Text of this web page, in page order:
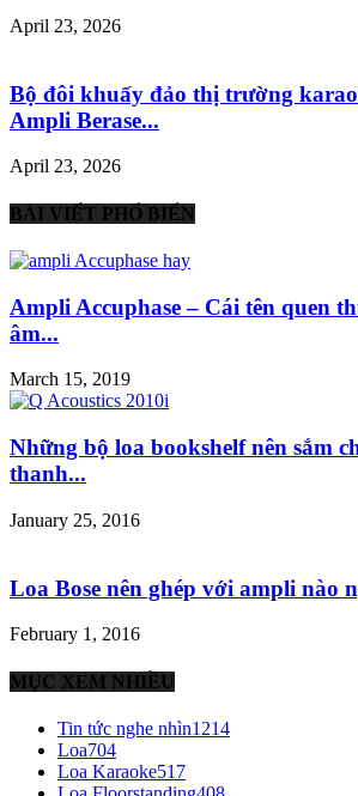
April 23, 2026
Bộ đôi khuấy đảo thị trường
Ampli Berase...
April 23, 2026
BÀI VIẾT PHỔ BIẾN
Ampli Accuphase – Cái tên quen
âm...
March 15, 2019
Những bộ loa bookshelf nên sắm
thanh...
January 25, 2016
Loa Bose nên ghép với ampli nào
February 1, 2016
MỤC XEM NHIỀU
Tin tức nghe nhìn1214
Loa704
Loa Karaoke517